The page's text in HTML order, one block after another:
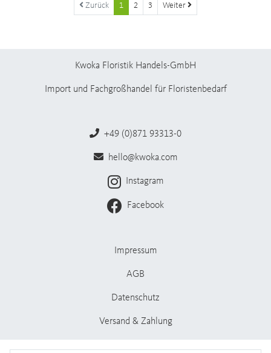
Zurück 1 2 3 Weiter
Kwoka Floristik Handels-GmbH
Import und Fachgroßhandel für Floristenbedarf
+49 (0)871 93313-0
hello@kwoka.com
Instagram
Facebook
Impressum
AGB
Datenschutz
Versand & Zahlung